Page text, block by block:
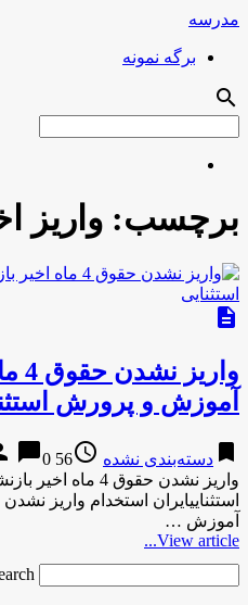
مدرسه
برگه نمونه
search
برچسب: واریز
description
آموزش و پرورش
bookmark دسته‌بندی نشده access_time
56 years ago
chat_bubble0
واریز نشدن حقوق
آموزش …
View article...
…